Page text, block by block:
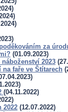
za
(01.09.2023)
2023
faře ve Štítarech
(04.11.2022)
2022 (12.07.2022)